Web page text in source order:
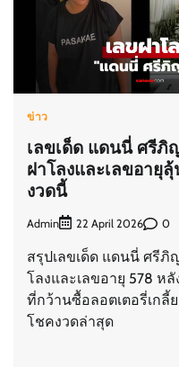
ข่าว
เลขเด็ด แดนนี่ ศรีภิ
ฝาโลงและเลขอายุ
งวดนี้
Admin 22 April 2026 0
สรุปเลขเด็ด แดนนี่ ศรีภิ
โลงและเลขอายุ 578 หลั
ที่กว้านซื้อลอตเตอรี่เกลี้
โชคงวดล่าสุด